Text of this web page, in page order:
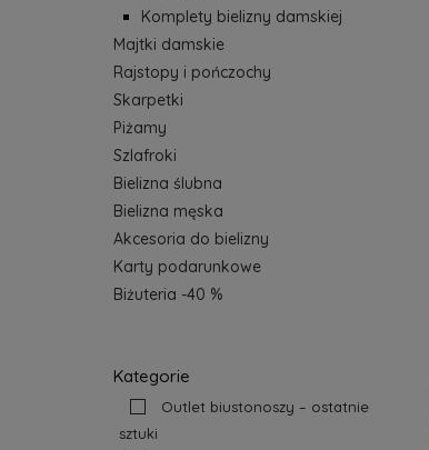
Komplety bielizny damskiej
Majtki damskie
Rajstopy i pończochy
Skarpetki
Piżamy
Szlafroki
Bielizna ślubna
Bielizna męska
Akcesoria do bielizny
Karty podarunkowe
Biżuteria -40 %
Kategorie
Outlet biustonoszy – ostatnie
sztuki